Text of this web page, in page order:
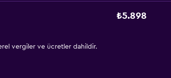
₺5.898
vergiler ve ücretler dahildir.